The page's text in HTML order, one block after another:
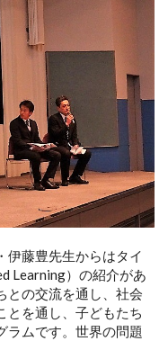
伊藤豊先生からはタイ
Learning）の紹介があ
との交流を通し、社会
とを通し、子どもたち
ラムです。世界の問題